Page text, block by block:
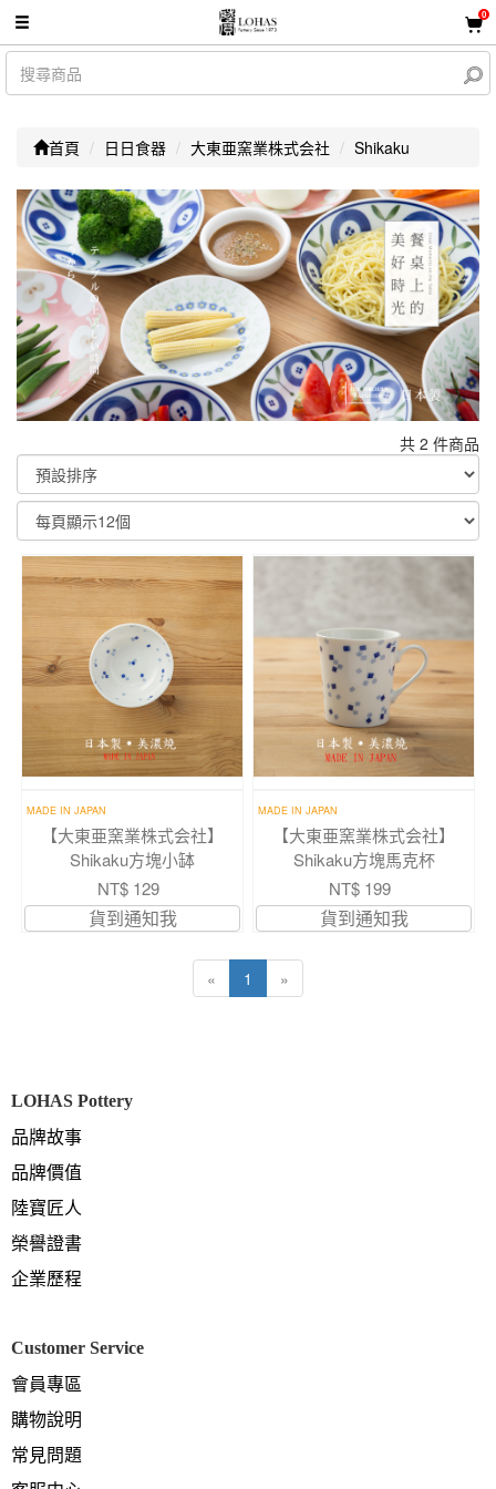
0
首頁 日日食器 大東亜窯業株式会社 Shikaku
共 2 件商品
顯示篩選條件
MADE IN JAPAN
【大東亜窯業株式会社】
Shikaku方塊小缽
NT$ 129
貨到通知我
MADE IN JAPAN
【大東亜窯業株式会社】
Shikaku方塊馬克杯
NT$ 199
貨到通知我
« 1 »
LOHAS Pottery
品牌故事
品牌價值
陸寶匠人
榮譽證書
企業歷程
Customer Service
會員專區
購物說明
常見問題